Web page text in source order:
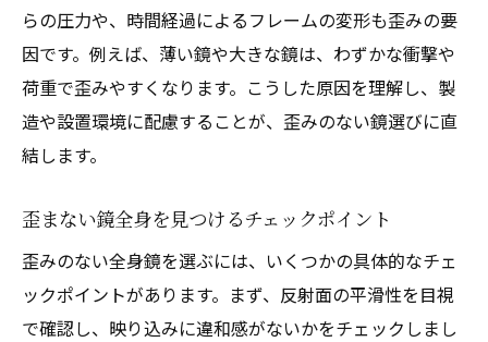
らの圧力や、時間経過によるフレームの変形も歪みの要
因です。例えば、薄い鏡や大きな鏡は、わずかな衝撃や
荷重で歪みやすくなります。こうした原因を理解し、製
造や設置環境に配慮することが、歪みのない鏡選びに直
結します。
歪まない鏡全身を見つけるチェックポイント
歪みのない全身鏡を選ぶには、いくつかの具体的なチェ
ックポイントがあります。まず、反射面の平滑性を目視
で確認し、映り込みに違和感がないかをチェックしまし